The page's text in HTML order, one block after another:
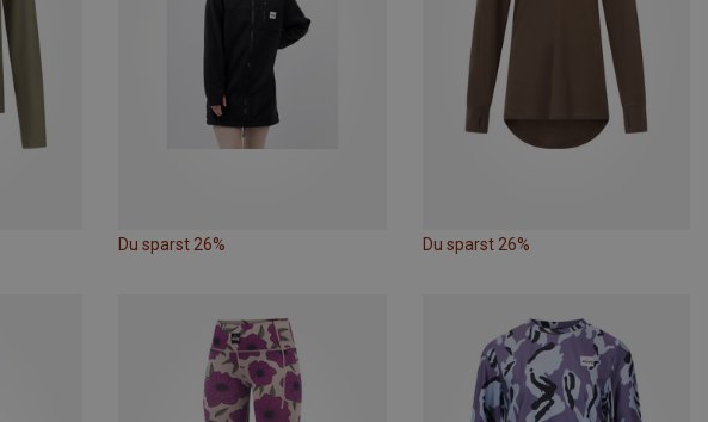
Du sparst 26% Du sparst 26%